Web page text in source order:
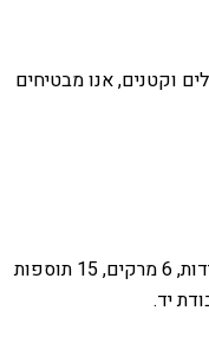
וקטנים, אנו מבטיחים
27 סלטים, 14 מנות ביניים ודגים, 7 פשטידות, 6 מרקים, 15 תוספות